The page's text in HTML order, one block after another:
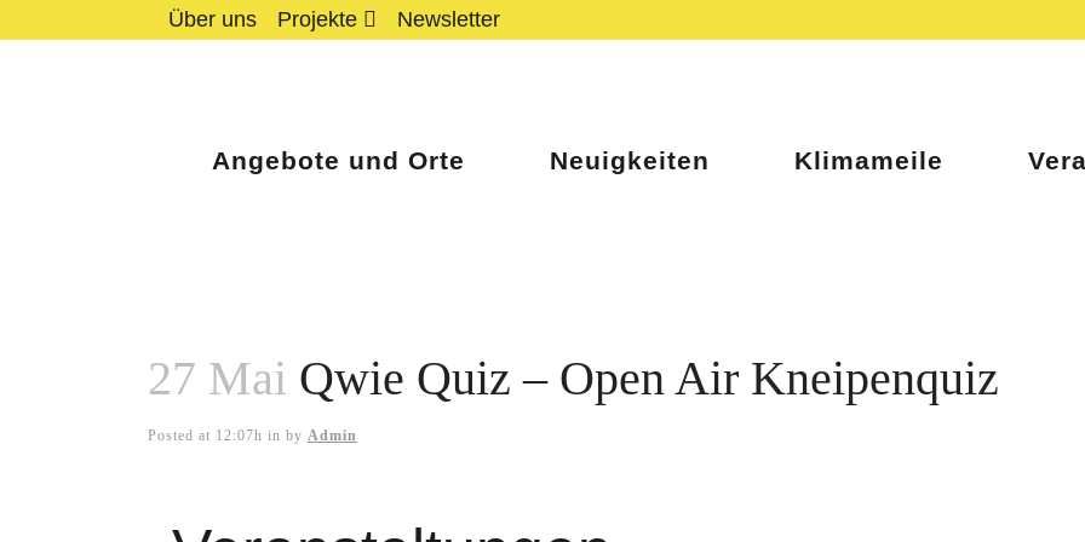
Über uns Projekte Newsletter
Angebote und Orte Neuigkeiten Klimameile
27 Mai Qwie Quiz – Open Air Kneipenquiz
Posted at 12:07h in by Admin